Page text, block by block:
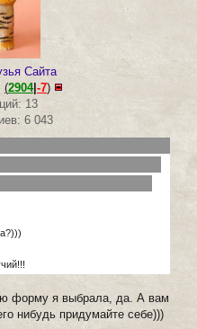
Сайта
(2904| -7)
13
6 043
форму я выбрала, да. А вам
нибудь придумайте себе)))